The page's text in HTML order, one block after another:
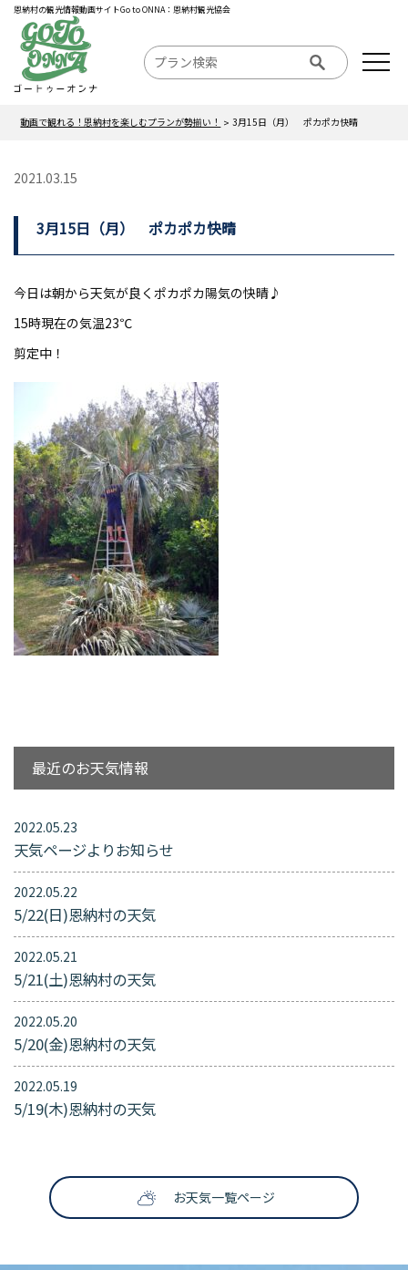
恩納村の観光情報動画サイトGo to ONNA：恩納村観光協会
動画で観れる！恩納村を楽しむプランが勢揃い！ 3月15日（月） ポカポカ快晴
2021.03.15
3月15日（月） ポカポカ快晴
今日は朝から天気が良くポカポカ陽気の快晴♪
15時現在の気温23℃
剪定中！
最近のお天気情報
2022.05.23
天気ページよりお知らせ
2022.05.22
5/22(日)恩納村の天気
2022.05.21
5/21(土)恩納村の天気
2022.05.20
5/20(金)恩納村の天気
2022.05.19
5/19(木)恩納村の天気
お天気一覧ページ